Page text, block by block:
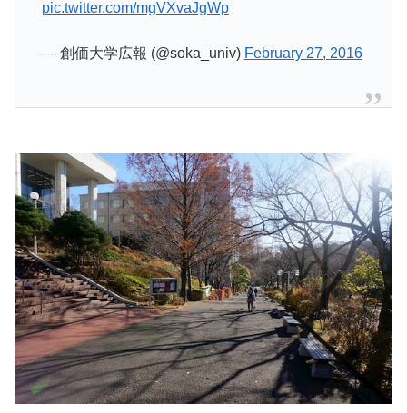
pic.twitter.com/mgVXvaJgWp
— 創価大学広報 (@soka_univ) February 27, 2016